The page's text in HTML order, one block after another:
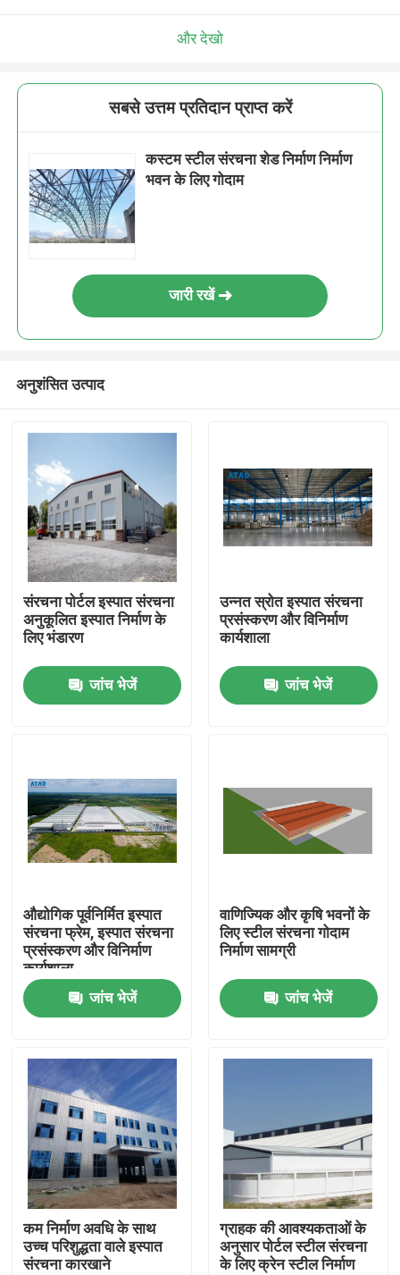
उत्पादों
हमारे बारे में
कारखाना भ्रमण
एक उद्धरण का अनुरोध करें
इस्पात संरचना गोदाम
इस्पात संरचना कार्यशाला
हल्के इस्पात संरचना
और देखो
सबसे उत्तम प्रतिदान प्राप्त करें
कस्टम स्टील संरचना शेड निर्माण निर्माण
भवन के लिए गोदाम
जारी रखें
अनुशंसित उत्पाद
संरचना पोर्टल इस्पात संरचना
अनुकूलित इस्पात निर्माण के
लिए भंडारण
जांच भेजें
उन्नत स्रोत इस्पात संरचना
प्रसंस्करण और विनिर्माण
कार्यशाला
जांच भेजें
औद्योगिक पूर्वनिर्मित इस्पात
संरचना फ्रेम, इस्पात संरचना
प्रसंस्करण और विनिर्माण
कार्यशाला
जांच भेजें
वाणिज्यिक और कृषि भवनों के
लिए स्टील संरचना गोदाम
निर्माण सामग्री
जांच भेजें
कम निर्माण अवधि के साथ
उच्च परिशुद्धता वाले इस्पात
संरचना कारखाने
ग्राहक की आवश्यकताओं के
अनुसार पोर्टल स्टील संरचना
के लिए क्रेन स्टील निर्माण